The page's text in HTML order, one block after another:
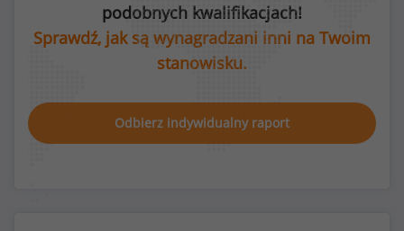
podobnych kwalifikacjach!
Sprawdź, jak są wynagradzani inni na Twoim
stanowisku.
Odbierz indywidualny raport